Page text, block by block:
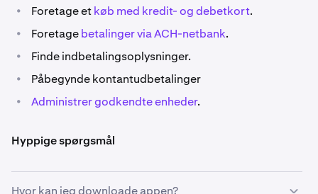
• Foretage etkøb med kredit- og debetkort.
• Foretagebetalinger via ACH-netbank.
• Finde indbetalingsoplysninger.
• Påbegynde kontantudbetalinger
• Administrer godkendte enheder.
Hyppige spørgsmål
Hvor kan jeg downloade appen?